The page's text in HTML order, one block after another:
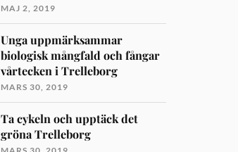
MAJ 2, 2019
Unga uppmärksammar
biologisk mångfald och fångar
vårtecken i Trelleborg
MARS 30, 2019
Ta cykeln och upptäck det
gröna Trelleborg